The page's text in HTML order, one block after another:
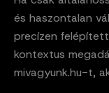
és haszontalan
precízen
kontextus
mivagyunk.hu-t,